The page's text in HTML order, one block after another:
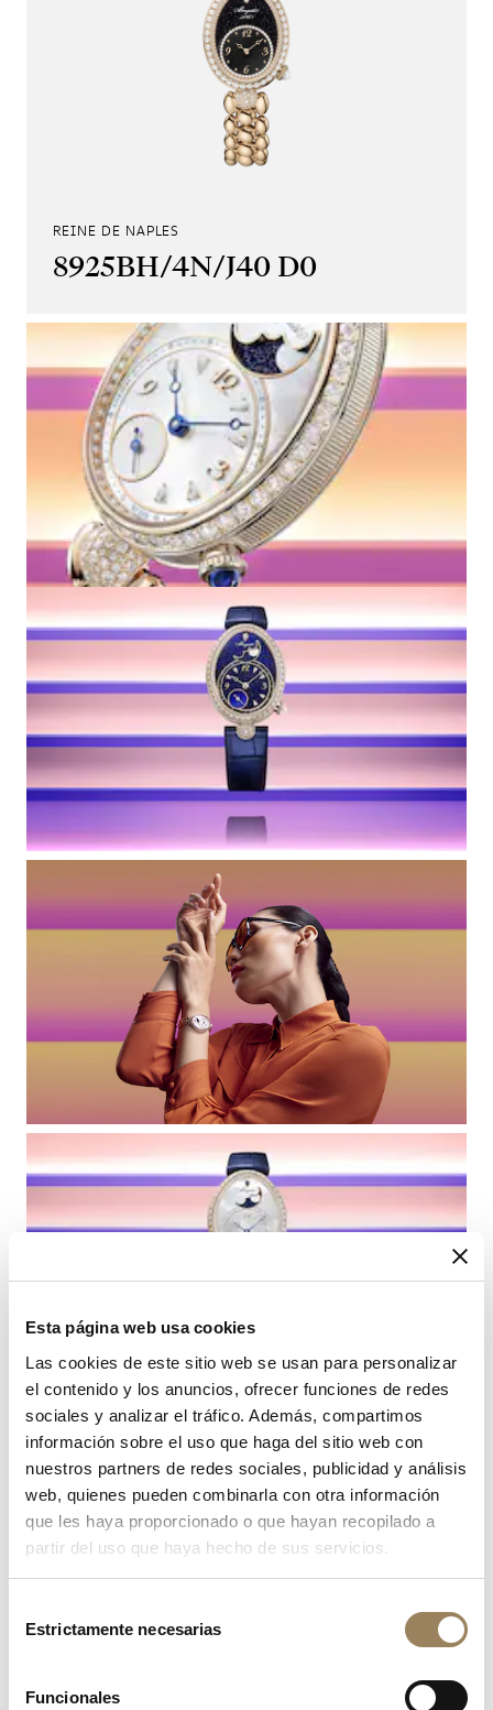
Esta página web usa cookies
Las cookies de este sitio web se usan para personalizar
el contenido y los anuncios, ofrecer funciones de redes
sociales y analizar el tráfico. Además, compartimos
información sobre el uso que haga del sitio web con
nuestros partners de redes sociales, publicidad y análisis
web, quienes pueden combinarla con otra información
que les haya proporcionado o que hayan recopilado a
partir del uso que haya hecho de sus servicios.
Estrictamente necesarias
Funcionales
REINE DE NAPLES
8925BH/4N/J40 D0